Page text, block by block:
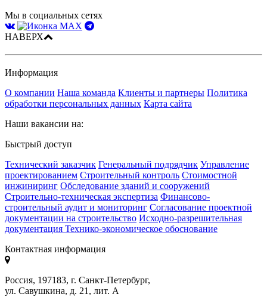
Мы в социальных сетях
НАВЕРХ
Информация
О компании Наша команда Клиенты и партнеры Политика
обработки персональных данных Карта сайта
Наши вакансии на:
Быстрый доступ
Технический заказчик Генеральный подрядчик Управление
проектированием Строительный контроль Стоимостной
инжиниринг Обследование зданий и сооружений
Строительно-техническая экспертиза Финансово-
строительный аудит и мониторинг Согласование проектной
документации на строительство Исходно-разрешительная
документация Технико-экономическое обоснование
Контактная информация
Россия, 197183, г. Санкт-Петербург,
ул. Савушкина, д. 21, лит. А